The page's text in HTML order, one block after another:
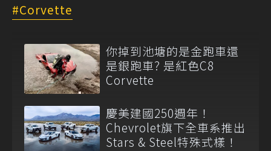
Corvette
你掉到池塘的是金跑車還
是銀跑車? 是紅色C8
Corvette
慶美建國250週年！
Chevrolet旗下全車系推出
Stars & Steel特殊式樣！